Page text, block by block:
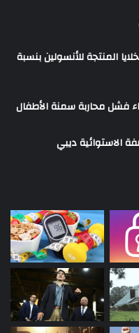
المنتجة للأنسولين بنسبة
فشل محاربة سمنة الأطفال
الاستوائية ديبي